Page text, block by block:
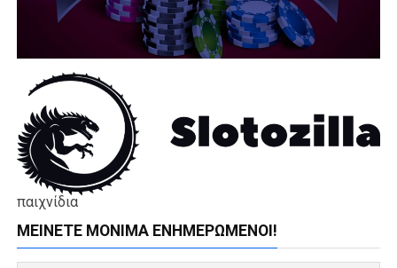
παιχνίδια
ΜΕΊΝΕΤΕ ΜΌΝΙΜΑ ΕΝΗΜΕΡΏΜΕΝΟΙ!